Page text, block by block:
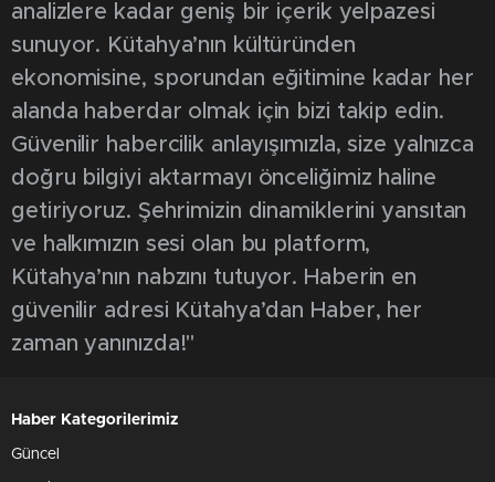
analizlere kadar geniş bir içerik yelpazesi
sunuyor. Kütahya’nın kültüründen
ekonomisine, sporundan eğitimine kadar her
alanda haberdar olmak için bizi takip edin.
Güvenilir habercilik anlayışımızla, size yalnızca
doğru bilgiyi aktarmayı önceliğimiz haline
getiriyoruz. Şehrimizin dinamiklerini yansıtan
ve halkımızın sesi olan bu platform,
Kütahya’nın nabzını tutuyor. Haberin en
güvenilir adresi Kütahya’dan Haber, her
zaman yanınızda!"
Haber Kategorilerimiz
Güncel